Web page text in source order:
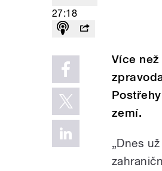
27:18
Více
zemí.
„Dnes